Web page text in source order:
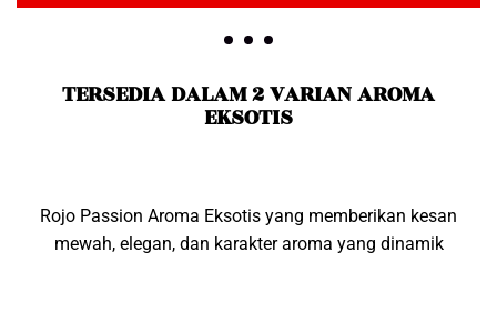
TERSEDIA DALAM 2 VARIAN AROMA
EKSOTIS
Rojo Passion Aroma Eksotis yang memberikan kesan
mewah, elegan, dan karakter aroma yang dinamik